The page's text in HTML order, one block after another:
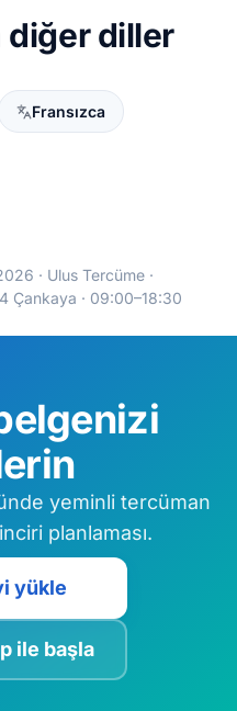
diğer diller
Fransızca
· Ulus Tercüme ·
Çankaya · 09:00–18:30
yeminli tercüman
planlaması.
yükle
ile başla